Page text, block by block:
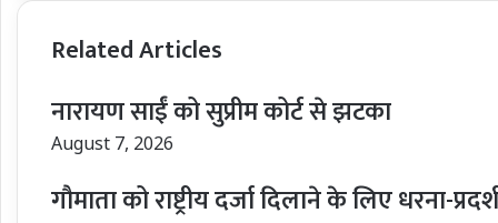
Related Articles
नारायण साईं को सुप्रीम कोर्ट से झटका
August 7, 2026
गौमाता को राष्ट्रीय दर्जा दिलाने के लिए धरना-